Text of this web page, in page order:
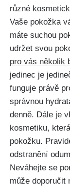
různé
Vaše pokožka
máte suchou
udržet svou
pro vás ⁢několik⁤
jedinec je
funguje právě
správnou
denně. Dále je
kosmetiku,
pokožku.
‌odstranění
Neváhejte se
může ​doporučit